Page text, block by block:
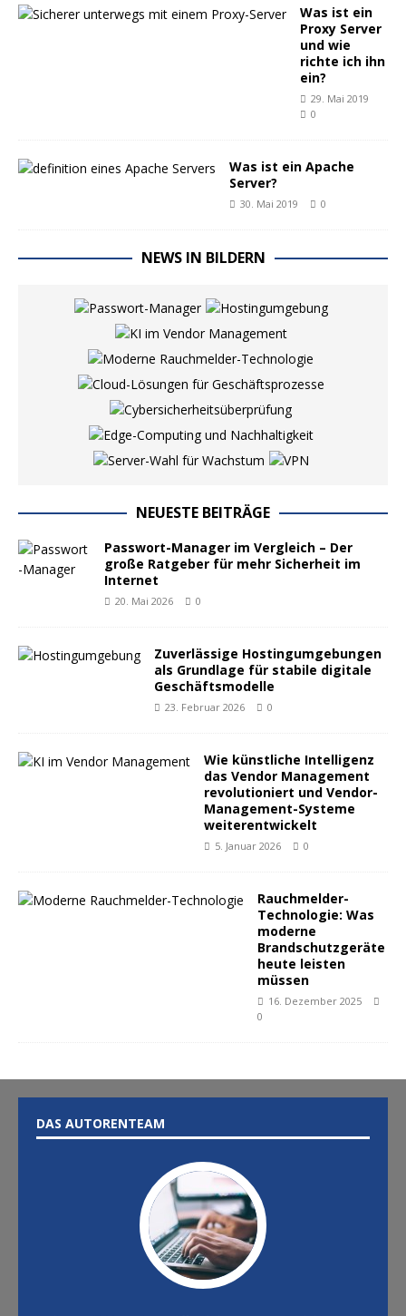
Was ist ein
Proxy Server
und wie
richte ich ihn
ein?
29. Mai 2019
0
Was ist ein Apache
Server?
30. Mai 2019 0
NEWS IN BILDERN
NEUESTE BEITRÄGE
Passwort-Manager im Vergleich – Der
große Ratgeber für mehr Sicherheit im
Internet
20. Mai 2026 0
Zuverlässige Hostingumgebungen
als Grundlage für stabile digitale
Geschäftsmodelle
23. Februar 2026 0
Wie künstliche Intelligenz
das Vendor Management
revolutioniert und Vendor-
Management-Systeme
weiterentwickelt
5. Januar 2026 0
Rauchmelder-
Technologie: Was
moderne
Brandschutzgeräte
heute leisten
müssen
16. Dezember 2025
0
DAS AUTORENTEAM